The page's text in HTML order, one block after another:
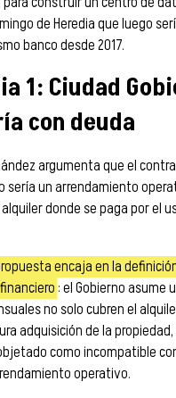
de Heredia que luego
banco desde 2017.
1: Ciudad
con deuda
argumenta que el
sería un arrendamiento
donde se paga por el
encaja en la
: el Gobierno asume
no solo cubren el
adquisición de la
como incompatible
operativo.